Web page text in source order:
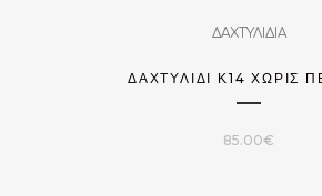
ΔΑΧΤΥΛΙΔΙΑ
ΔΑΧΤΥΛΊΔΙ Κ14 ΧΩΡΊΣ
85.00€